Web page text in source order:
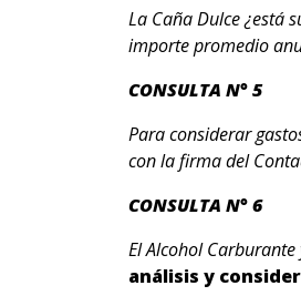
La Caña Dulce¿está
importe promedio
CONSULTA N° 5
Para considerar
con la firma del
CONSULTA N° 6
El Alcohol
análisis y